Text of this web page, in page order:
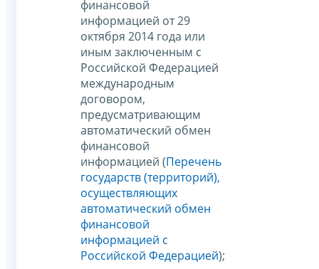
финансовой
информацией от 29
октября 2014 года или
иным заключенным с
Российской Федерацией
международным
договором,
предусматривающим
автоматический обмен
финансовой
информацией (Перечень
государств (территорий),
осуществляющих
автоматический обмен
финансовой
информацией с
Российской Федерацией);